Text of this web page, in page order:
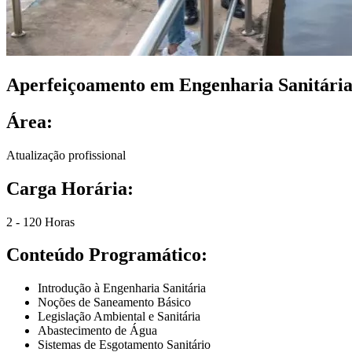
Aperfeiçoamento em Engenharia Sanitária
Área:
Atualização profissional
Carga Horária:
2 - 120 Horas
Conteúdo Programático:
Introdução à Engenharia Sanitária
Noções de Saneamento Básico
Legislação Ambiental e Sanitária
Abastecimento de Água
Sistemas de Esgotamento Sanitário